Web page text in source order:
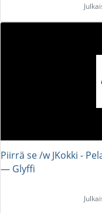
Piirrä se /w JKokki -
― Glyffi